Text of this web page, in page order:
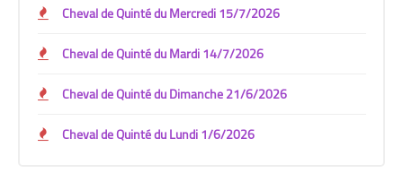
Cheval de Quinté du Mercredi 15/7/2026
Cheval de Quinté du Mardi 14/7/2026
Cheval de Quinté du Dimanche 21/6/2026
Cheval de Quinté du Lundi 1/6/2026